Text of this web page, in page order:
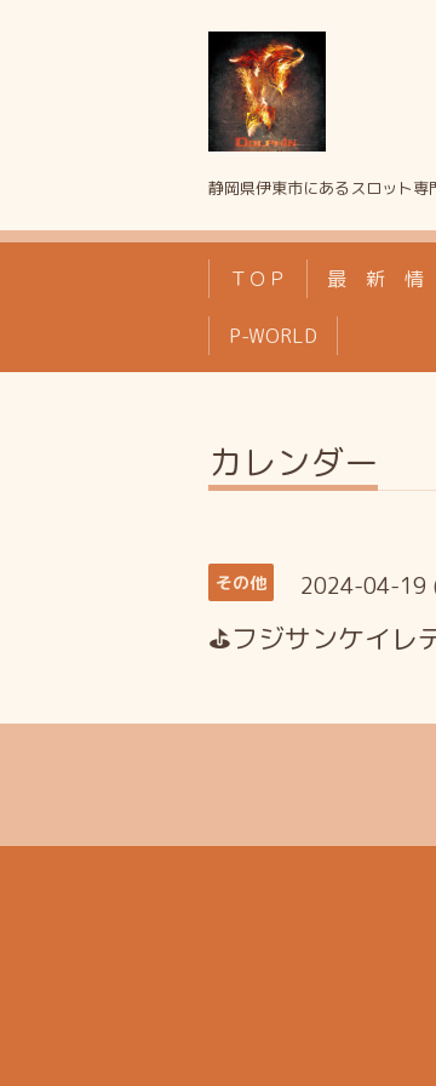
静岡県伊東市にあるスロット
ＴＯＰ 最 新 情
P-WORLD
カレンダー
その他 2024-04-19
⛳フジサンケイレ